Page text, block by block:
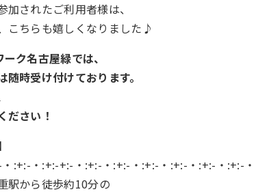
されたご利用者様は、
こちらも嬉しくなりました♪
ク名古屋緑では、
時受け付けております。
ださい！
:+:-・:+:-+:-・:+:-・:+:-・:+:-・:+:-・:+:-・:+:-・
駅から徒歩約10分の